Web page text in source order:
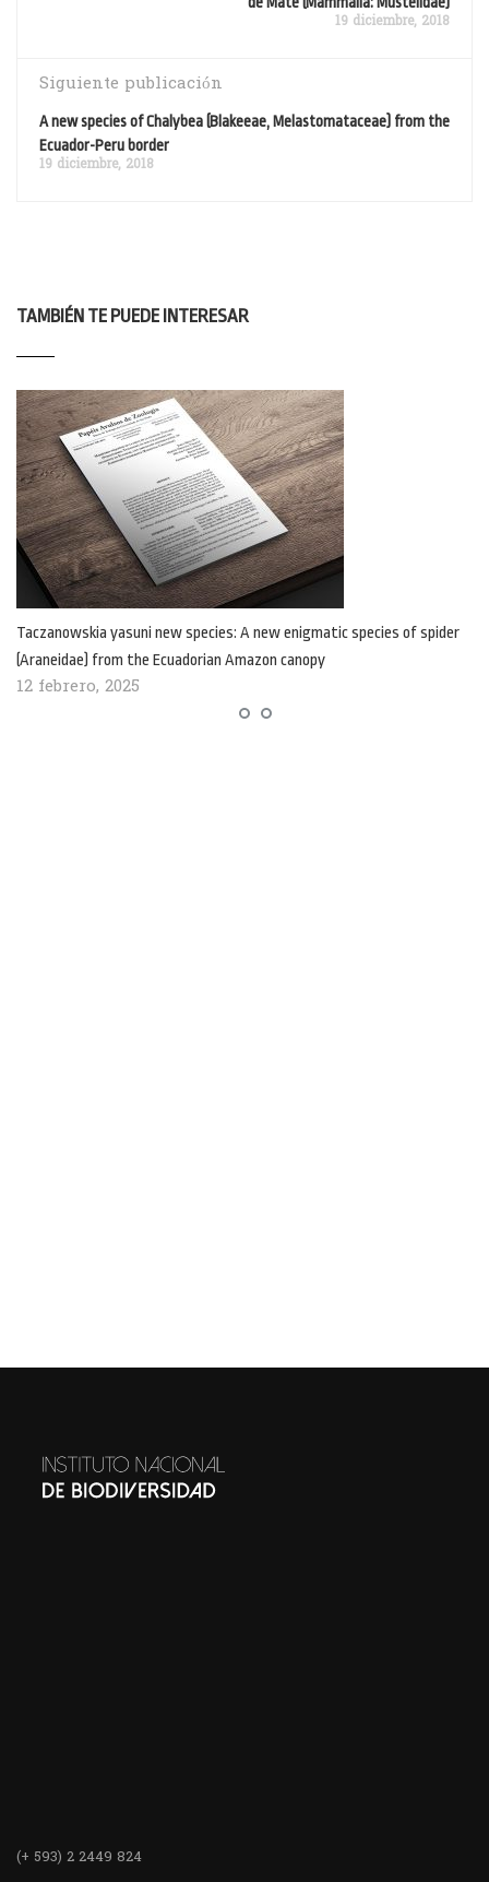
19 diciembre, 2018
Siguiente publicación
A new species of Chalybea (Blakeeae, Melastomataceae) from the
Ecuador-Peru border
19 diciembre, 2018
TAMBIÉN TE PUEDE INTERESAR
Taczanowskia yasuni new species: A new enigmatic species of spider
(Araneidae) from the Ecuadorian Amazon canopy
12 febrero, 2025
(+ 593) 2 2449 824